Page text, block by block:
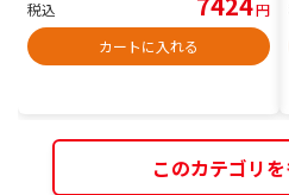
税込
円
カートに入れる
このカテゴリ